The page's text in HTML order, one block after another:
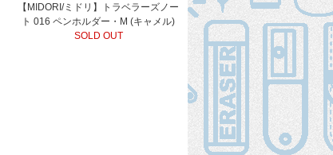
【MIDORI/ミドリ】トラベラーズノー
ト 016 ペンホルダー・M (キャメル)
SOLD OUT